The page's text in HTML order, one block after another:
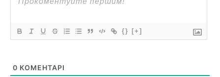
{} [+]
0 КОМЕНТАРІ